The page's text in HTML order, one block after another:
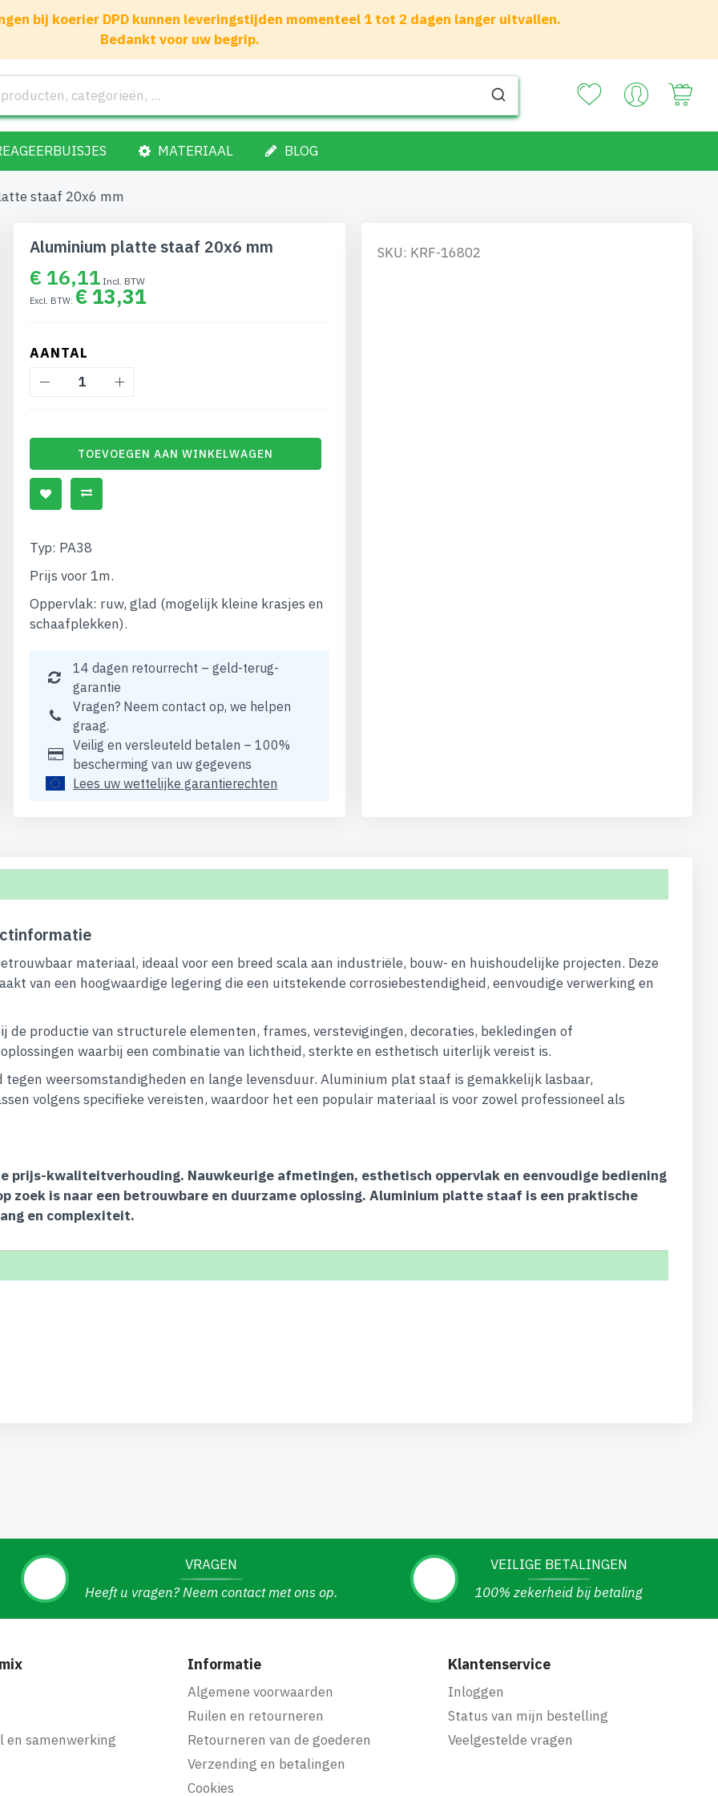
bij koerier DPD kunnen leveringstijden momenteel 1 tot 2 dagen langer uitvallen.
Bedankt voor uw begrip.
MATERIAAL BLOG
staaf 20x6 mm
Aluminium platte staaf 20x6 mm
€ 16,11
€ 13,31
AANTAL
TOEVOEGEN AAN WINKELWAGEN
Typ: PA38
Prijs voor 1m.
Oppervlak: ruw, glad (mogelijk kleine krasjes en
schaafplekken).
14 dagen retourrecht – geld-terug-
garantie
Vragen? Neem contact op, we helpen
graag.
Veilig en versleuteld betalen – 100%
bescherming van uw gegevens
Lees uw wettelijke garantierechten
SKU: KRF-16802
materiaal, ideaal voor een breed scala aan industriële, bouw- en huishoudelijke projecten. Deze
van een hoogwaardige legering die een uitstekende corrosiebestendigheid, eenvoudige verwerking en
productie van structurele elementen, frames, verstevigingen, decoraties, bekledingen of
waarbij een combinatie van lichtheid, sterkte en esthetisch uiterlijk vereist is.
weersomstandigheden en lange levensduur. Aluminium plat staaf is gemakkelijk lasbaar,
volgens specifieke vereisten, waardoor het een populair materiaal is voor zowel professioneel als
kwaliteitverhouding. Nauwkeurige afmetingen, esthetisch oppervlak en eenvoudige bediening
zoek is naar een betrouwbare en duurzame oplossing. Aluminium platte staaf is een praktische
en complexiteit.
VRAGEN
Heeft u vragen? Neem contact met ons op.
VEILIGE BETALINGEN
100% zekerheid bij betaling
en samenwerking
Informatie
Algemene voorwaarden
Ruilen en retourneren
Retourneren van de goederen
Verzending en betalingen
Cookies
Klantenservice
Inloggen
Status van mijn bestelling
Veelgestelde vragen